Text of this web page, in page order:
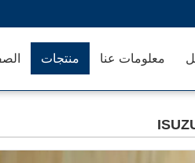
منتجات معلومات عنا